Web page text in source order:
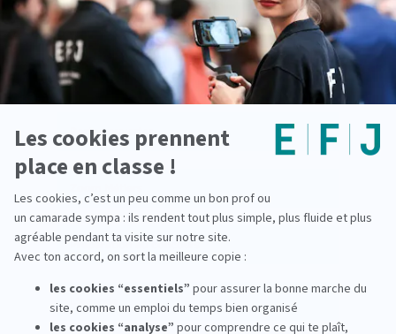
Voir également
Portes ouvertes
Préparation au concours